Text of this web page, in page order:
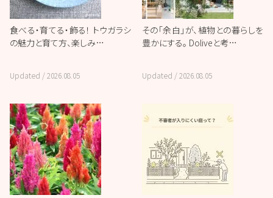
食べる・育てる・飾る！ トウガラシ
の魅力と育て方、楽しみ…
Updated /2026.08.05
その「余白」が、植物との暮らしを
豊かにする。 Doliveと考…
Updated /2026.08.05